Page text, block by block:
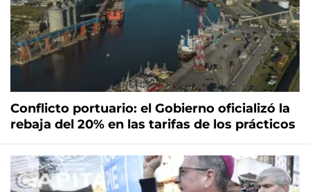
Conflicto portuario: el Gobierno oficializó la
rebaja del 20% en las tarifas de los prácticos